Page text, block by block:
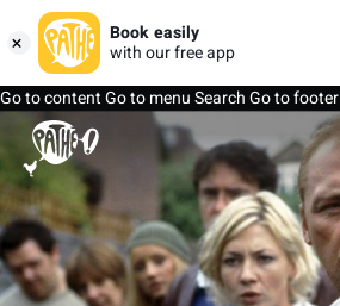
Book easily
with our free app
Go to contentGo to menuSearchGo to footer